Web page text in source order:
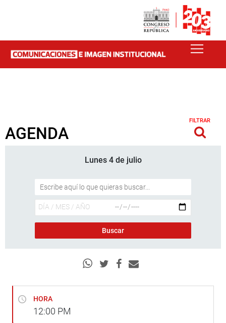
AGENDA
FILTRAR
Lunes 4 de julio
HORA
12:00 PM